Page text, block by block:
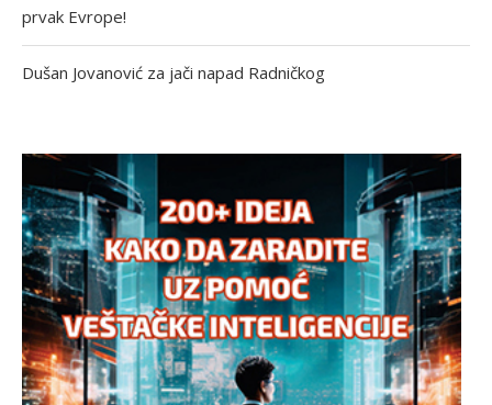
prvak Evrope!
Dušan Jovanović za jači napad Radničkog